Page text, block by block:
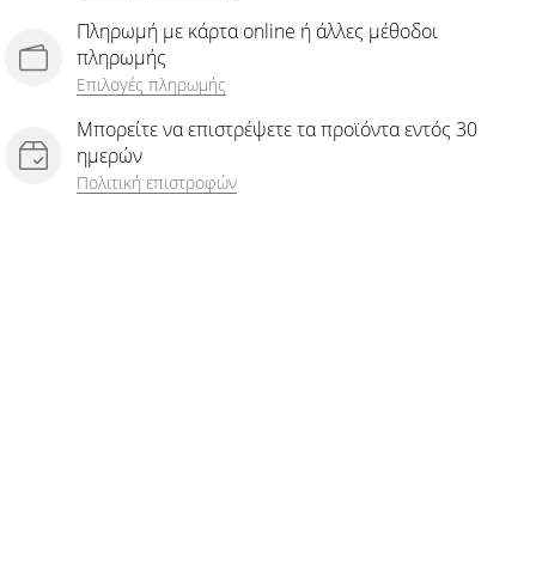
Πληρωμή με κάρτα online ή άλλες μέθοδοι
πληρωμής
Επιλογές πληρωμής
Μπορείτε να επιστρέψετε τα προϊόντα εντός 30
ημερών
Πολιτική επιστροφών